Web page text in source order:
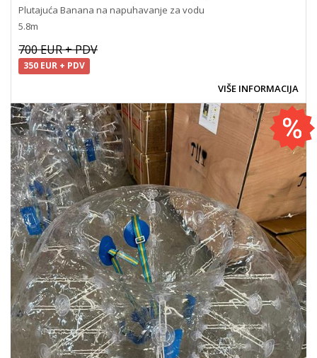
Plutajuća Banana na napuhavanje za vodu
5.8m
700 EUR + PDV
350 EUR + PDV
VIŠE INFORMACIJA